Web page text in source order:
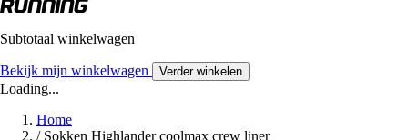
Subtotaal winkelwagen
Bekijk mijn winkelwagen Verder winkelen
Loading...
Home
/ Sokken Highlander coolmax crew liner